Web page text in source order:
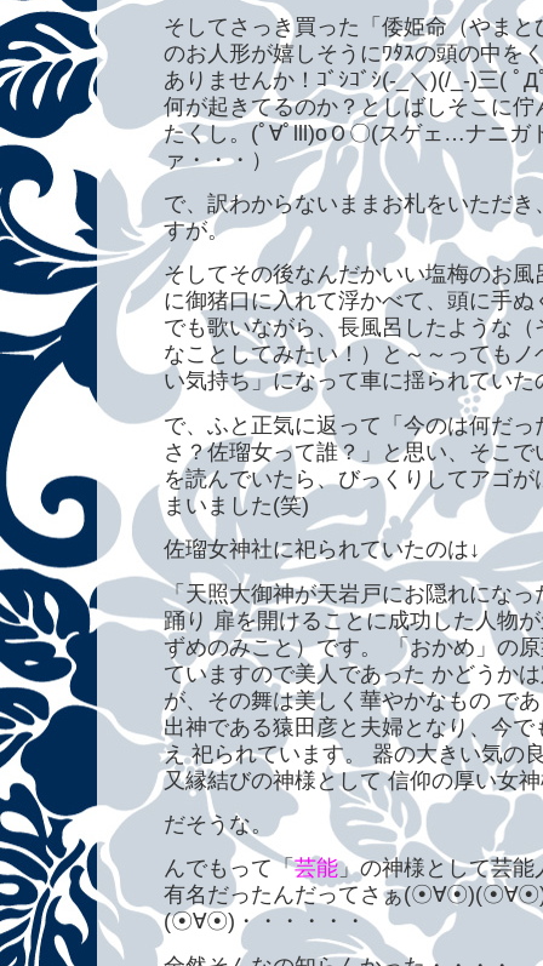
そしてさっき買った「倭姫命（やま
のお人形が嬉しそうにﾜﾀｽの頭の中を
ありませんか！ｺﾞｼｺﾞｼ(-_＼)(/_-)三(
何が起きてるのか？としばしそこに
たくし。(ﾟ∀ﾟlll)oＯ〇(スゲェ…ナニガ
ァ・・・）
で、訳わからないままお札をいただ
すが。
そしてその後なんだかいい塩梅のお
に御猪口に入れて浮かべて、頭に手
でも歌いながら、長風呂したような
なことしてみたい！）と～～っても
い気持ち」になって車に揺られていた
で、ふと正気に返って「今のは何だ
さ？佐瑠女って誰？」と思い、そこ
を読んでいたら、びっくりしてアゴ
まいました(笑)
佐瑠女神社に祀られていたのは↓
「天照大御神が天岩戸にお隠れにな
踊り 扉を開けることに成功した人物が
ずめのみこと）です。 「おかめ」の
ていますので美人であった かどうか
が、その舞は美しく華やかなもの で
出神である猿田彦と夫婦となり、今
え 祀られています。 器の大きい気の
又縁結びの神様として 信仰の厚い女
だそうな。
んでもって「芸能」の神様として芸
有名だったんだってさぁ
(☉∀☉)・・・・・・